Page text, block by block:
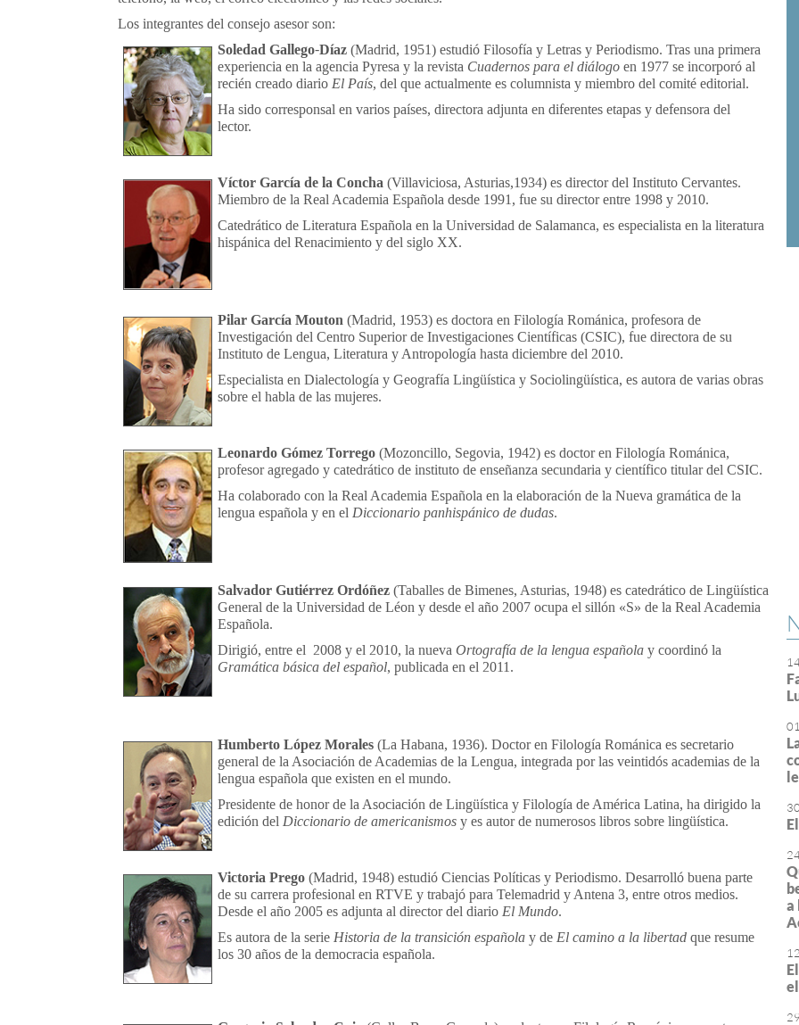
Los integrantes del consejo asesor son:
Soledad Gallego-Díaz (Madrid, 1951) estudió Filosofía y Letras y Periodismo. Tras una primera
experiencia en la agencia Pyresa y la revista Cuadernos para el diálogo en 1977 se incorporó al
recién creado diario El País, del que actualmente es columnista y miembro del comité editorial.
Ha sido corresponsal en varios países, directora adjunta en diferentes etapas y defensora del
lector.
Víctor García de la Concha (Villaviciosa, Asturias,1934) es director del Instituto Cervantes.
Miembro de la Real Academia Española desde 1991, fue su director entre 1998 y 2010.
Catedrático de Literatura Española en la Universidad de Salamanca, es especialista en la literatura
hispánica del Renacimiento y del siglo XX.
Pilar García Mouton (Madrid, 1953) es doctora en Filología Románica, profesora de
Investigación del Centro Superior de Investigaciones Científicas (CSIC), fue directora de su
Instituto de Lengua, Literatura y Antropología hasta diciembre del 2010.
Especialista en Dialectología y Geografía Lingüística y Sociolingüística, es autora de varias obras
sobre el habla de las mujeres.
Leonardo Gómez Torrego (Mozoncillo, Segovia, 1942) es doctor en Filología Románica,
profesor agregado y catedrático de instituto de enseñanza secundaria y científico titular del CSIC.
Ha colaborado con la Real Academia Española en la elaboración de la Nueva gramática de la
lengua española y en el Diccionario panhispánico de dudas.
Salvador Gutiérrez Ordóñez (Taballes de Bimenes, Asturias, 1948) es catedrático de Lingüística
General de la Universidad de Léon y desde el año 2007 ocupa el sillón «S» de la Real Academia
Española.
Dirigió, entre el 2008 y el 2010, la nueva Ortografía de la lengua española y coordinó la
Gramática básica del español, publicada en el 2011.
Humberto López Morales (La Habana, 1936). Doctor en Filología Románica es secretario
general de la Asociación de Academias de la Lengua, integrada por las veintidós academias de la
lengua española que existen en el mundo.
Presidente de honor de la Asociación de Lingüística y Filología de América Latina, ha dirigido la
edición del Diccionario de americanismos y es autor de numerosos libros sobre lingüística.
Victoria Prego (Madrid, 1948) estudió Ciencias Políticas y Periodismo. Desarrolló buena parte
de su carrera profesional en RTVE y trabajó para Telemadrid y Antena 3, entre otros medios.
Desde el año 2005 es adjunta al director del diario El Mundo.
Es autora de la serie Historia de la transición española y de El camino a la libertad que resume
los 30 años de la democracia española.
a